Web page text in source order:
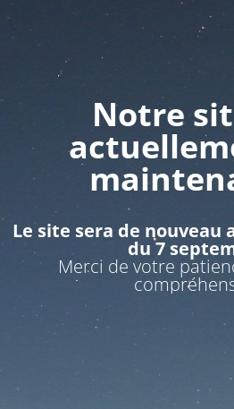
Notre
Le site sera de nouveau
du 7
Merci de votre